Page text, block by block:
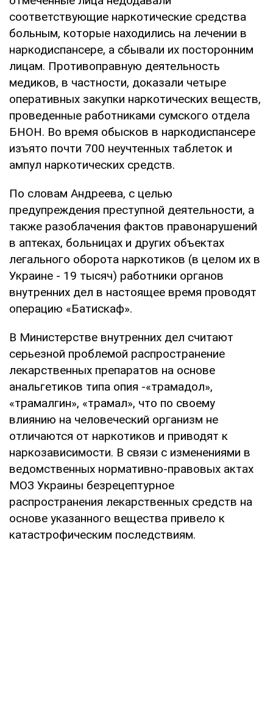
соответствующие наркотические средства
больным, которые находились на лечении в
наркодиспансере, а сбывали их посторонним
лицам. Противоправную деятельность
медиков, в частности, доказали четыре
оперативных закупки наркотических веществ,
проведенные работниками сумского отдела
БНОН. Во время обысков в наркодиспансере
изъято почти 700 неучтенных таблеток и
ампул наркотических средств.
По словам Андреева, с целью
предупреждения преступной деятельности, а
также разоблачения фактов правонарушений
в аптеках, больницах и других объектах
легального оборота наркотиков (в целом их в
Украине - 19 тысяч) работники органов
внутренних дел в настоящее время проводят
операцию «Батискаф».
В Министерстве внутренних дел считают
серьезной проблемой распространение
лекарственных препаратов на основе
анальгетиков типа опия -«трамадол»,
«трамалгин», «трамал», что по своему
влиянию на человеческий организм не
отличаются от наркотиков и приводят к
наркозависимости. В связи с изменениями в
ведомственных нормативно-правовых актах
МОЗ Украины безрецептурное
распространения лекарственных средств на
основе указанного вещества привело к
катастрофическим последствиям.